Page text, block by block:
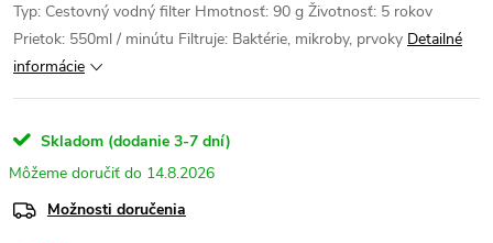
Typ: Cestovný vodný filter Hmotnosť: 90 g Životnosť: 5 rokov
Prietok: 550ml / minútu Filtruje: Baktérie, mikroby, prvoky Detailné
informácie
Skladom (dodanie 3-7 dní)
14.8.2026
Možnosti doručenia